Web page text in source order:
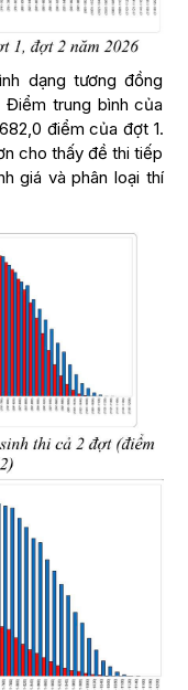
dạng tương đồng
Điểm trung bình của
điểm của đợt 1.
cho thấy đề thi tiếp
giá và phân loại thí